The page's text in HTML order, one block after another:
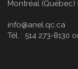
Montréal (Québec)
info@anel.qc.ca
Tél. : 514 273-8130